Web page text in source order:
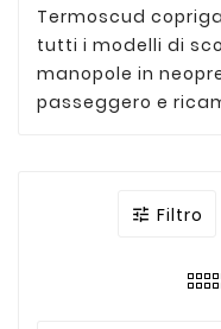
Termoscud
tutti i modelli di
manopole in
passeggero e
 Filtro